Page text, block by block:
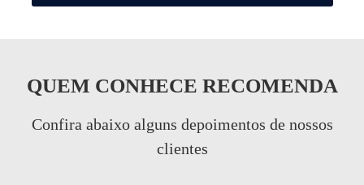
QUEM CONHECE RECOMENDA
Confira abaixo alguns depoimentos de nossos
clientes